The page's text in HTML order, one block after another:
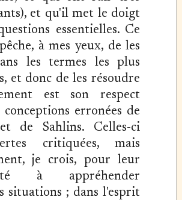
et qu'il met le doigt
essentielles. Ce
à mes yeux, de les
les termes les plus
et donc de les résoudre
est son respect
erronées de
de Sahlins. Celles-ci
critiquées, mais
je crois, pour leur
à appréhender
situations ; dans l'esprit